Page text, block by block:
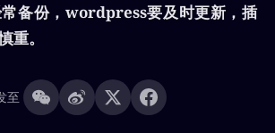
备份，wordpress要及时更新，插
重。
至